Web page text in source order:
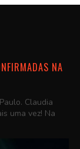
NA
Claudia
uma vez! Na